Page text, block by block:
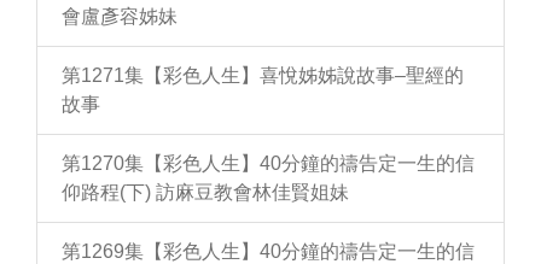
會盧彥容姊妹
第1271集【彩色人生】喜悅姊姊說故事–聖經的
故事
第1270集【彩色人生】40分鐘的禱告定一生的信
仰路程(下) 訪麻豆教會林佳賢姐妹
第1269集【彩色人生】40分鐘的禱告定一生的信